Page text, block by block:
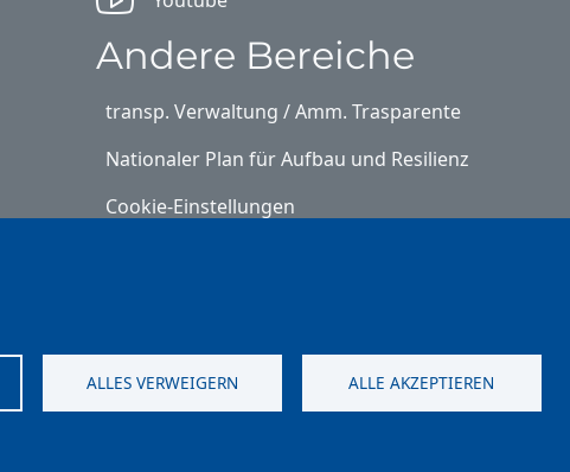
ALLES VERWEIGERN ALLE AKZEPTIEREN
Andere Bereiche
transp. Verwaltung / Amm. Trasparente
Nationaler Plan für Aufbau und Resilienz
Cookie-Einstellungen
⎋ Schulbibliothek
⎋ Sportnews von unserer Schule